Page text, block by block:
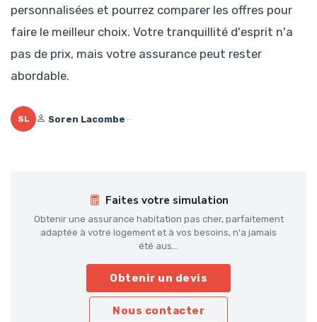
personnalisées et pourrez comparer les offres pour
faire le meilleur choix. Votre tranquillité d'esprit n'a
pas de prix, mais votre assurance peut rester
abordable.
SL Soren Lacombe—
Faites votre simulation
Obtenir une assurance habitation pas cher, parfaitement
adaptée à votre logement et à vos besoins, n'a jamais
été aus...
Obtenir un devis
Nous contacter